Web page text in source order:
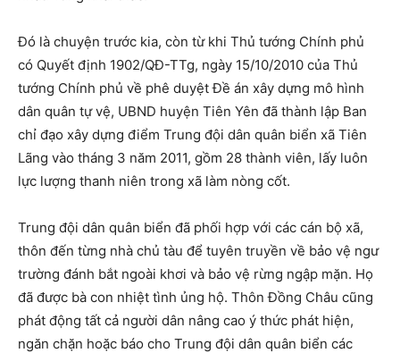
Đó là chuyện trước kia, còn từ khi Thủ tướng Chính phủ
có Quyết định 1902/QĐ-TTg, ngày 15/10/2010 của Thủ
tướng Chính phủ về phê duyệt Đề án xây dựng mô hình
dân quân tự vệ, UBND huyện Tiên Yên đã thành lập Ban
chỉ đạo xây dựng điểm Trung đội dân quân biển xã Tiên
Lãng vào tháng 3 năm 2011, gồm 28 thành viên, lấy luôn
lực lượng thanh niên trong xã làm nòng cốt.
Trung đội dân quân biển đã phối hợp với các cán bộ xã,
thôn đến từng nhà chủ tàu để tuyên truyền về bảo vệ ngư
trường đánh bắt ngoài khơi và bảo vệ rừng ngập mặn. Họ
đã được bà con nhiệt tình ủng hộ. Thôn Đồng Châu cũng
phát động tất cả người dân nâng cao ý thức phát hiện,
ngăn chặn hoặc báo cho Trung đội dân quân biển các